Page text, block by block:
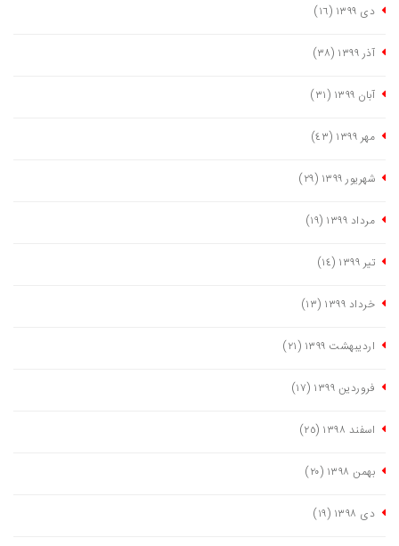
دی ١٣٩٩ (١٦)
آذر ١٣٩٩ (٣٨)
آبان ١٣٩٩ (٣١)
مهر ١٣٩٩ (٤٣)
شهریور ١٣٩٩ (٢٩)
مرداد ١٣٩٩ (١٩)
تیر ١٣٩٩ (١٤)
خرداد ١٣٩٩ (١٣)
اردیبهشت ١٣٩٩ (٢١)
فروردین ١٣٩٩ (١٧)
اسفند ١٣٩٨ (٢٥)
بهمن ١٣٩٨ (٢٠)
دی ١٣٩٨ (١٩)